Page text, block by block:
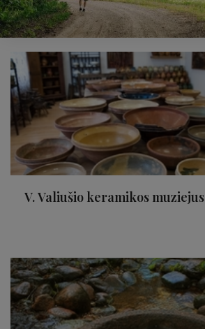
V. Valiušio keramikos muziejus